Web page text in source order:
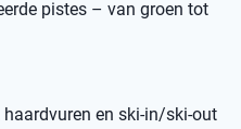
pistes – van groen tot
en ski-in/ski-out